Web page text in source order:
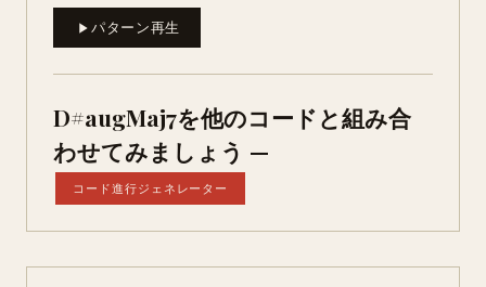
パターン再生
D#augMaj7を他のコードと組み合
わせてみましょう —
コード進行ジェネレーター